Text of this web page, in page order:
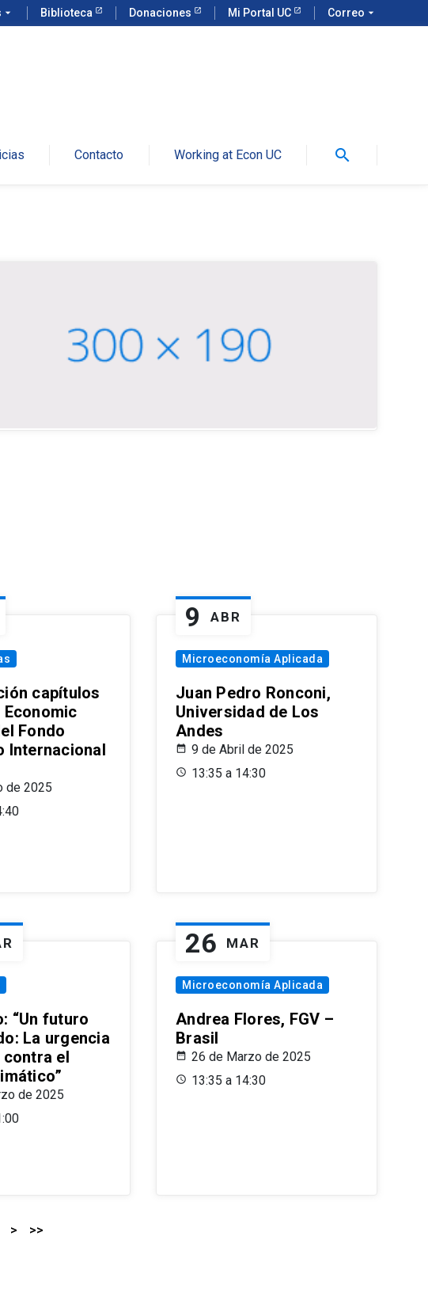
arrow_drop_down Biblioteca Donaciones Mi Portal UC Correo arrow_drop_down
Contacto Working at Econ UC search
capítulos
Fondo
Internacional
de 2025
9 ABR
Microeconomía Aplicada
Juan Pedro Ronconi,
Universidad de Los
Andes
9 de Abril de 2025
13:35 a 14:30
“Un futuro
La urgencia
el
de 2025
26 MAR
Microeconomía Aplicada
Andrea Flores, FGV –
Brasil
26 de Marzo de 2025
13:35 a 14:30
> >>